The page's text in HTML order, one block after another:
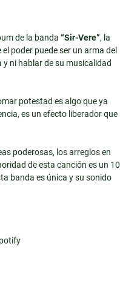
de la banda “Sir-Vere”, la
poder puede ser un arma del
ni hablar de su musicalidad
potestad es algo que ya
es un efecto liberador que
poderosas, los arreglos en
de esta canción es un 10
banda es única y su sonido